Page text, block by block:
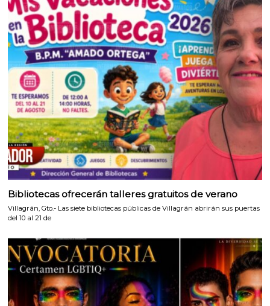
Bibliotecas ofrecerán talleres gratuitos de verano
Villagrán, Gto.- Las siete bibliotecas públicas de Villagrán abrirán sus puertas
del 10 al 21 de